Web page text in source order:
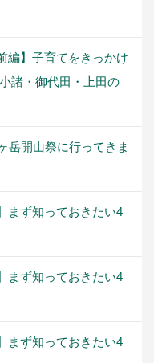
編】子育てをきっかけ
諸・御代田・上田の
岳開山祭に行ってきま
まず知っておきたい4
まず知っておきたい4
まず知っておきたい4